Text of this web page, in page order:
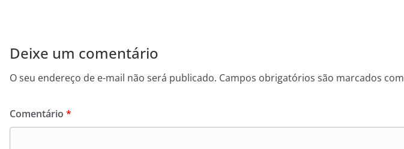
Deixe um comentário
O seu endereço de e-mail não será publicado. Campos obrigatórios são marcados com
Comentário *